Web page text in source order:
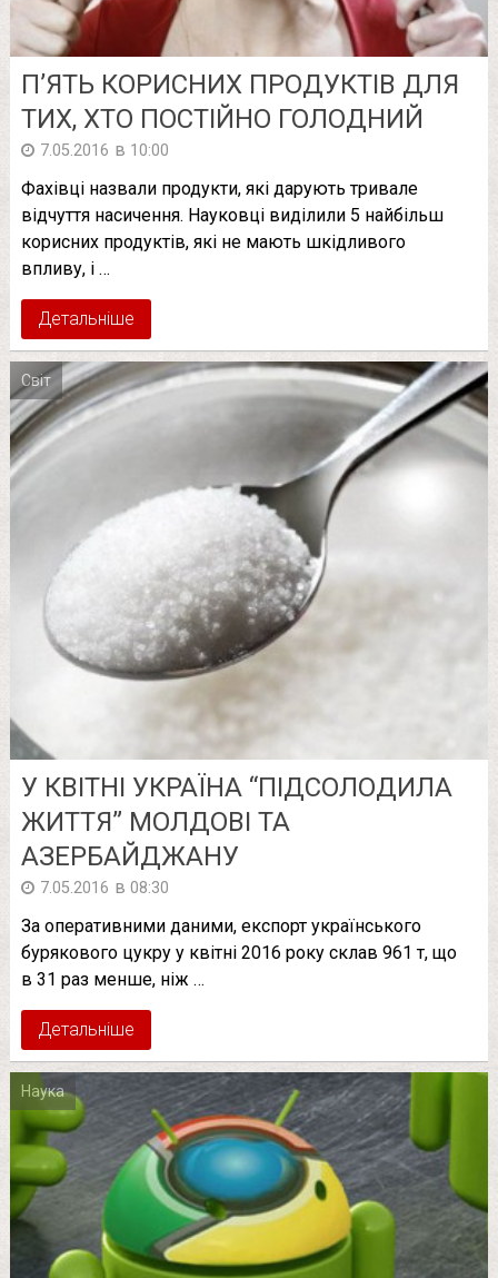
П’ЯТЬ КОРИСНИХ ПРОДУКТІВ ДЛЯ
ТИХ, ХТО ПОСТІЙНО ГОЛОДНИЙ
7.05.2016 в 10:00
Фахівці назвали продукти, які дарують тривале
відчуття насичення. Науковці виділили 5 найбільш
корисних продуктів, які не мають шкідливого
впливу, і …
Детальніше
Світ
У КВІТНІ УКРАЇНА “ПІДСОЛОДИЛА
ЖИТТЯ” МОЛДОВІ ТА
АЗЕРБАЙДЖАНУ
7.05.2016 в 08:30
За оперативними даними, експорт українського
бурякового цукру у квітні 2016 року склав 961 т, що
в 31 раз менше, ніж …
Детальніше
Наука